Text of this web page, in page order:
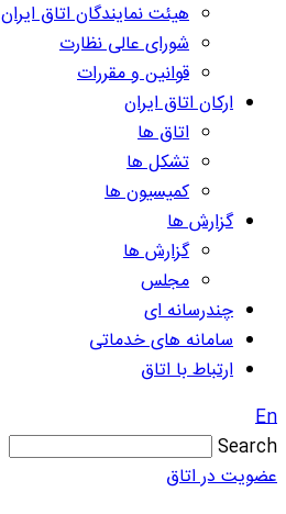
هیئت نمایندگان اتاق ایران
شورای عالی نظارت
قوانین و مقررات
ارکان اتاق ایران
اتاق ها
تشکل ها
کمیسیون ها
گزارش ها
گزارش ها
مجلس
چندرسانه ای
سامانه های خدماتی
ارتباط با اتاق
En
Search
عضویت در اتاق